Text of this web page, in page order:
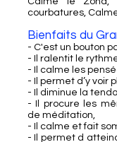
courbatures,
Bienfaits du
- C'est un bouton
- Il ralentit le
- Il calme les
- Il permet d’y voir
- Il diminue la
- Il procure les
de méditation,
- Il calme et fait
- Il permet d